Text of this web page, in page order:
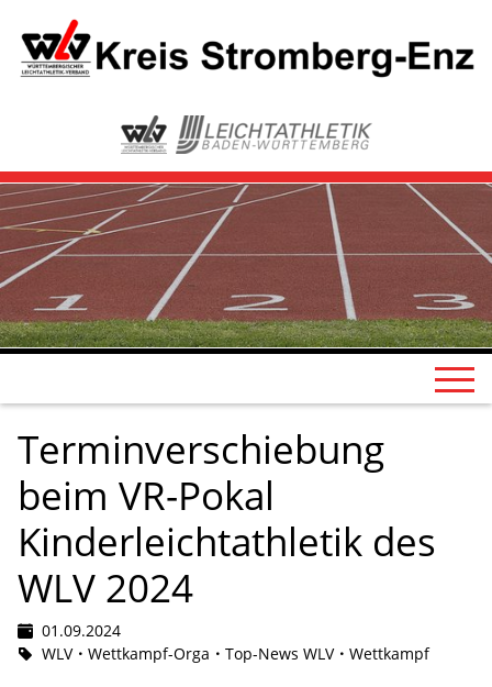
Terminverschiebung
beim VR-Pokal
Kinderleichtathletik des
WLV 2024
01.09.2024
WLV
Wettkampf-Orga Top-News WLV Wettkampf